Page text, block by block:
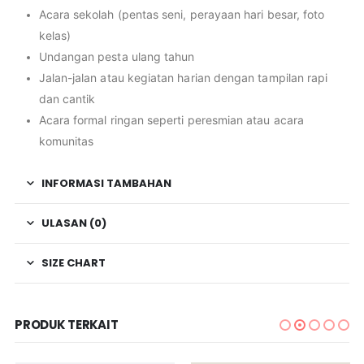
Acara sekolah (pentas seni, perayaan hari besar, foto
kelas)
Undangan pesta ulang tahun
Jalan-jalan atau kegiatan harian dengan tampilan rapi
dan cantik
Acara formal ringan seperti peresmian atau acara
komunitas
INFORMASI TAMBAHAN
ULASAN (0)
SIZE CHART
PRODUK TERKAIT